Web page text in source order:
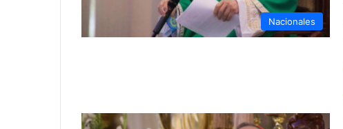
Nacionales